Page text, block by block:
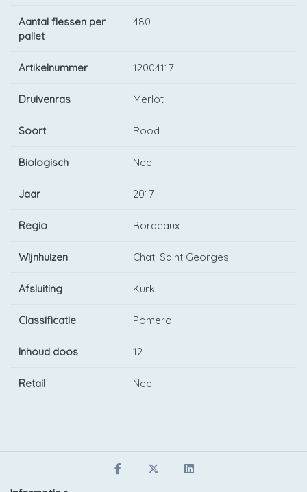
Aantal flessen per
pallet
480
Artikelnummer 12004117
Druivenras Merlot
Soort Rood
Biologisch Nee
Jaar 2017
Regio Bordeaux
Wijnhuizen Chat. Saint Georges
Afsluiting Kurk
Classificatie Pomerol
Inhoud doos 12
Retail Nee